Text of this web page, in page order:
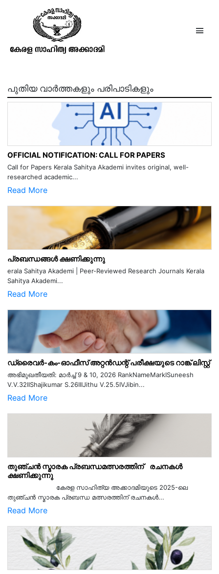
കൃഷ്ണഗാഥ
പുതിയ വാർത്തകളും പരിപാടികളും
OFFICIAL NOTIFICATION: CALL FOR PAPERS
Call for Papers Kerala Sahitya Akademi invites original, well-
researched academic...
Read More
പ്രബന്ധങ്ങൾ ക്ഷണിക്കുന്നു
erala Sahitya Akademi | Peer-Reviewed Research Journals Kerala
Sahitya Akademi...
Read More
ഡ്രൈവർ-കം-ഓഫീസ് അറ്റൻഡന്റ് പരീക്ഷയുടെ റാങ്ക് ലിസ്റ്റ്
അഭിമുഖതീയതി: മാർച്ച് 9 & 10, 2026 RankNameMarkISuneesh
V.V.32IIShajikumar S.26IIIJithu V.25.5IVJibin...
Read More
തുഞ്ചൻ സ്മാരക പ്രബന്ധമത്സരത്തിന് രചനകൾ
ക്ഷണിക്കുന്നു
കേരള സാഹിത്യ അക്കാദമിയുടെ 2025-ലെ
തുഞ്ചൻ സ്മാരക പ്രബന്ധ മത്സരത്തിന് രചനകൾ...
Read More